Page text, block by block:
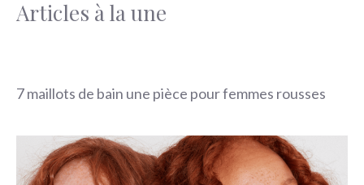
Articles à la une
7 maillots de bain une pièce pour femmes rousses